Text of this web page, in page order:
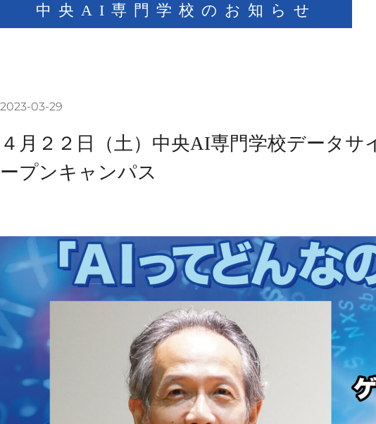
中央AI専門学校のお知らせ
2023-03-29
４月２２日（土）中央AI専門学校データ
ープンキャンパス